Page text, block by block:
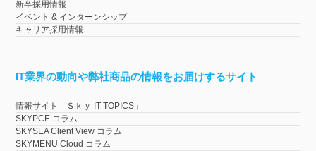
新卒採用情報
イベント & インターンシップ
キャリア採用情報
IT業界の動向や弊社商品の情報をお届けするサイト
情報サイト「Ｓｋｙ IT TOPICS」
SKYPCE コラム
SKYSEA Client View コラム
SKYMENU Cloud コラム